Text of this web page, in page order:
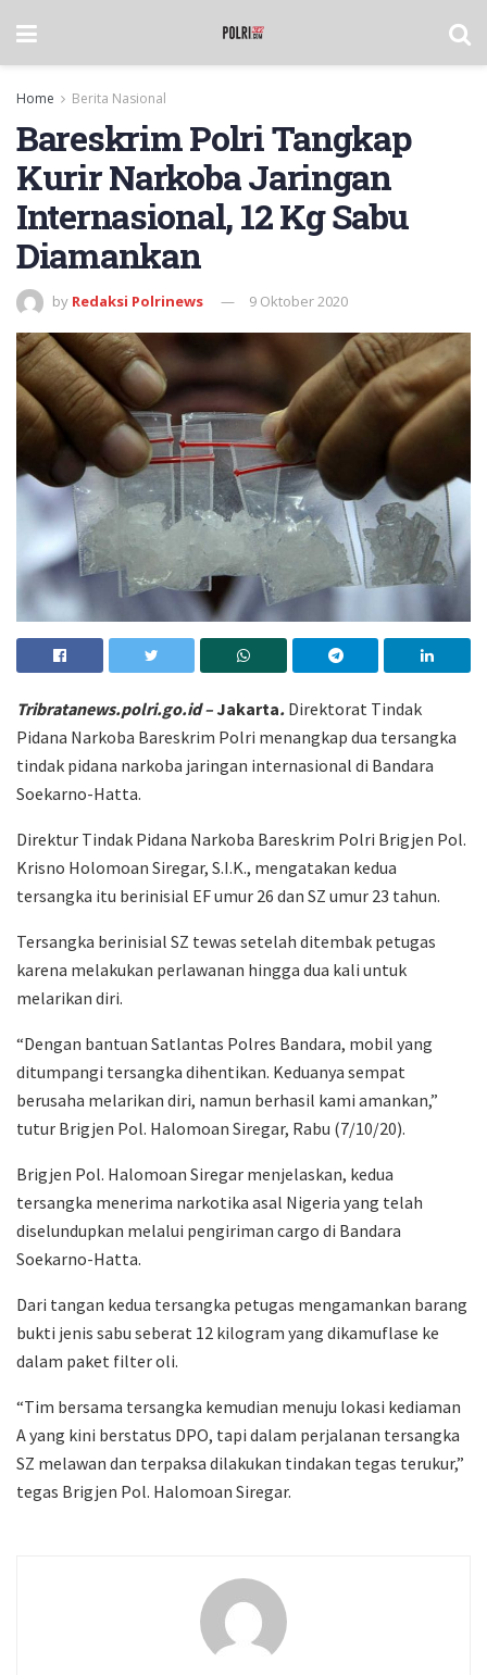
Home Berita Nasional
Bareskrim Polri Tangkap
Kurir Narkoba Jaringan
Internasional, 12 Kg Sabu
Diamankan
by Redaksi Polrinews 9 Oktober 2020
Tribratanews.polri.go.id –Jakarta. Direktorat Tindak
Pidana Narkoba Bareskrim Polri menangkap dua tersangka
tindak pidana narkoba jaringan internasional di Bandara
Soekarno-Hatta.
Direktur Tindak Pidana Narkoba Bareskrim Polri Brigjen Pol.
Krisno Holomoan Siregar, S.I.K., mengatakan kedua
tersangka itu berinisial EF umur 26 dan SZ umur 23 tahun.
Tersangka berinisial SZ tewas setelah ditembak petugas
karena melakukan perlawanan hingga dua kali untuk
melarikan diri.
“Dengan bantuan Satlantas Polres Bandara, mobil yang
ditumpangi tersangka dihentikan. Keduanya sempat
berusaha melarikan diri, namun berhasil kami amankan,”
tutur Brigjen Pol. Halomoan Siregar, Rabu (7/10/20).
Brigjen Pol. Halomoan Siregar menjelaskan, kedua
tersangka menerima narkotika asal Nigeria yang telah
diselundupkan melalui pengiriman cargo di Bandara
Soekarno-Hatta.
Dari tangan kedua tersangka petugas mengamankan barang
bukti jenis sabu seberat 12 kilogram yang dikamuflase ke
dalam paket filter oli.
“Tim bersama tersangka kemudian menuju lokasi kediaman
A yang kini berstatus DPO, tapi dalam perjalanan tersangka
SZ melawan dan terpaksa dilakukan tindakan tegas terukur,”
tegas Brigjen Pol. Halomoan Siregar.